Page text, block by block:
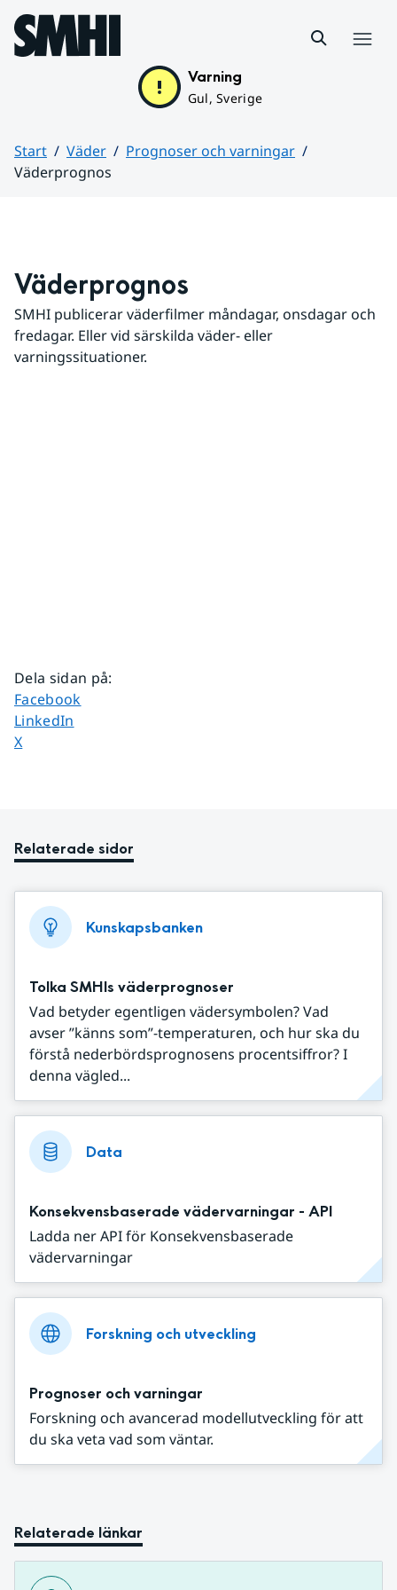
Hoppa till sidans innehåll
Varning
Gul, Sverige
Start Väder
Prognoser och varningar
Väderprognos
Väderprognos
SMHI publicerar väderfilmer måndagar, onsdagar och
fredagar. Eller vid särskilda väder- eller
varningssituationer.
Dela sidan på:
Dela sidan på
Facebook
Dela sidan på
LinkedIn
Dela sidan på
X
Relaterade sidor
Kunskapsbanken
Tolka SMHIs väderprognoser
Vad betyder egentligen vädersymbolen? Vad
avser ”känns som”-temperaturen, och hur ska du
förstå nederbördsprognosens procentsiffror? I
denna vägled...
Data
Konsekvensbaserade vädervarningar - API
Ladda ner API för Konsekvensbaserade
vädervarningar
Forskning och utveckling
Prognoser och varningar
Forskning och avancerad modellutveckling för att
du ska veta vad som väntar.
Relaterade länkar